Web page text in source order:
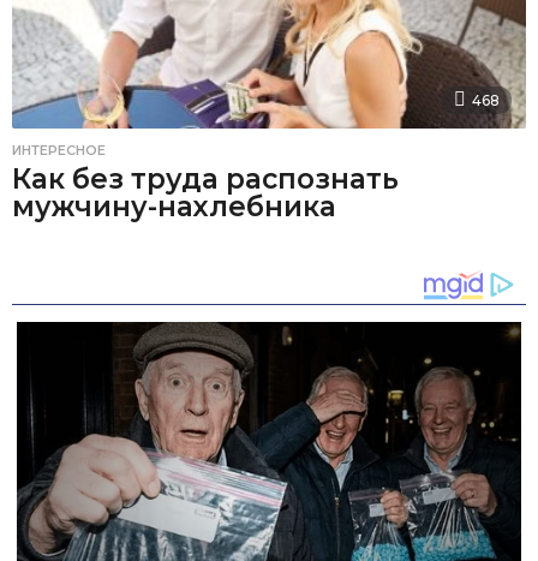
468
ИНТЕРЕСНОЕ
Как без труда распознать
мужчину-нахлебника